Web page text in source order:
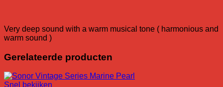
Very deep sound with a warm musical tone ( harmonious and
warm sound )
Gerelateerde producten
Snel bekijken